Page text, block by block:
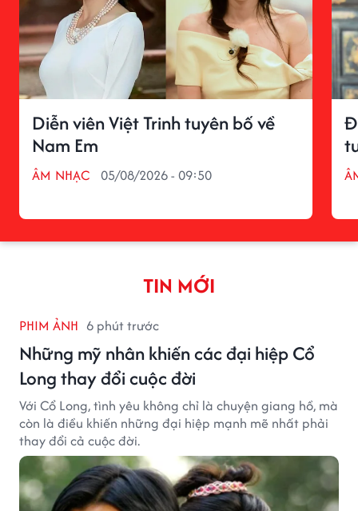
Diễn viên Việt Trinh tuyên bố về
Nam Em
ÂM NHẠC 05/08/2026 - 09:50
TIN MỚI
PHIM ẢNH 6 phút trước
Những mỹ nhân khiến các đại hiệp Cổ
Long thay đổi cuộc đời
Với Cổ Long, tình yêu không chỉ là chuyện giang hồ, mà
còn là điều khiến những đại hiệp mạnh mẽ nhất phải
thay đổi cả cuộc đời.